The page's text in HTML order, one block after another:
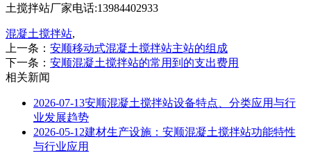
土搅拌站厂家电话:13984402933
混凝土搅拌站,
上一条： 安顺移动式混凝土搅拌站主站的组成
下一条： 安顺混凝土搅拌站的常用到的支出费用
相关新闻
2026-07-13安顺混凝土搅拌站设备特点、分类应用与行
业发展趋势
2026-05-12建材生产设施：安顺混凝土搅拌站功能特性
与行业应用